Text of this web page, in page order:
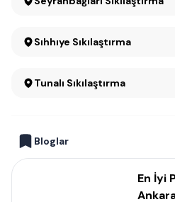
Sıhhıye Sıkılaştırma
Tunalı Sıkılaştırma
Bloglar
En İyi